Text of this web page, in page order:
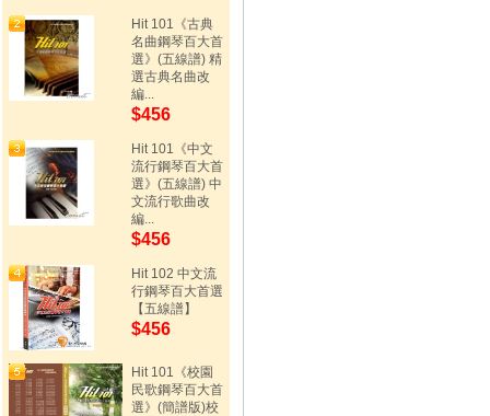
Hit 101《古典
名曲鋼琴百大首
選》(五線譜) 精
選古典名曲改
編...
$456
Hit 101《中文
流行鋼琴百大首
選》(五線譜) 中
文流行歌曲改
編...
$456
Hit 102 中文流
行鋼琴百大首選
【五線譜】
$456
Hit 101《校園
民歌鋼琴百大首
選》(簡譜版)校